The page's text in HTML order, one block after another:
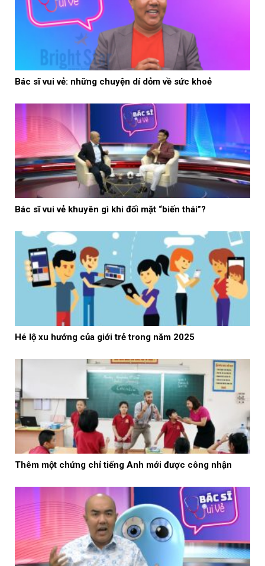
Bác sĩ vui vẻ: những chuyện dí dỏm về sức khoẻ
Bác sĩ vui vẻ khuyên gì khi đối mặt “biến thái”?
Hé lộ xu hướng của giới trẻ trong năm 2025
Thêm một chứng chỉ tiếng Anh mới được công nhận